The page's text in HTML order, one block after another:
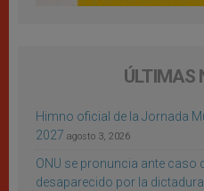
ÚLTIMAS
Himno oficial de la Jornada
2027 agosto 3, 2026
ONU se pronuncia ante caso
desaparecido por la